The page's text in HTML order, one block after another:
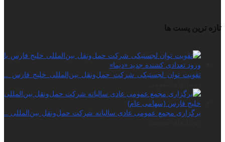
تازه ترین پست ها
تقویت توان لجستیکی شرکت حمل‌ونقل بین‌المللی خلیج فارس ...
برگزاری مجمع عمومی عادی سالیانه شرکت حمل‌ونقل بین‌المللی ...